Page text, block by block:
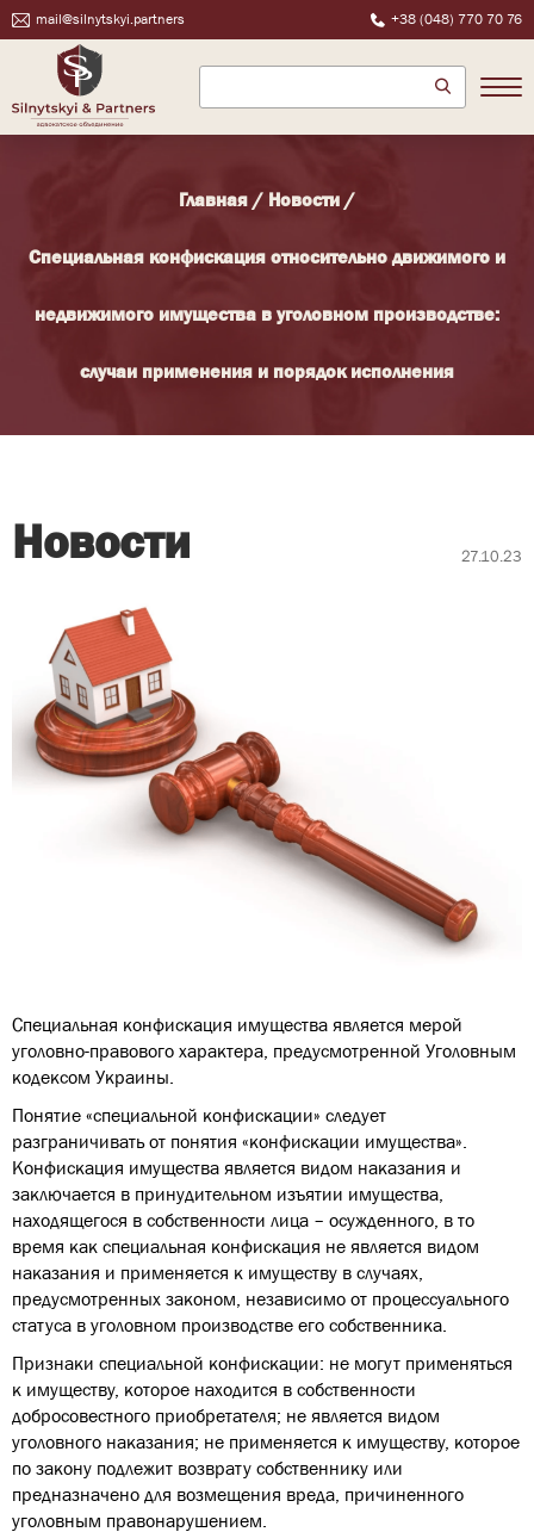
mail@silnytskyi.partners +38 (048) 770 70 76
Главная / Новости /
Специальная конфискация относительно движимого и
недвижимого имущества в уголовном производстве:
случаи применения и порядок исполнения
Новости 27.10.23
Специальная конфискация имущества является мерой
уголовно-правового характера, предусмотренной Уголовным
кодексом Украины.
Понятие «специальной конфискации» следует
разграничивать от понятия «конфискации имущества».
Конфискация имущества является видом наказания и
заключается в принудительном изъятии имущества,
находящегося в собственности лица – осужденного, в то
время как специальная конфискация не является видом
наказания и применяется к имуществу в случаях,
предусмотренных законом, независимо от процессуального
статуса в уголовном производстве его собственника.
Признаки специальной конфискации: не могут применяться
к имуществу, которое находится в собственности
добросовестного приобретателя; не является видом
уголовного наказания; не применяется к имуществу, которое
по закону подлежит возврату собственнику или
предназначено для возмещения вреда, причиненного
уголовным правонарушением.